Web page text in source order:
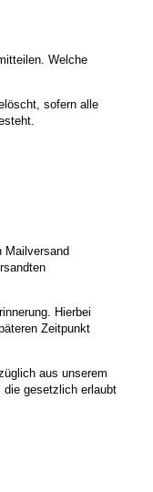
Welche
sofern alle
Mailversand
Hierbei
Zeitpunkt
aus unserem
die gesetzlich erlaubt